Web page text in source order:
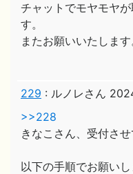
チャットでモヤモヤ
す。
またお願いいたします
229 : ルノレさん
>>228
きなこさん、受付させ
以下の手順でお願いし